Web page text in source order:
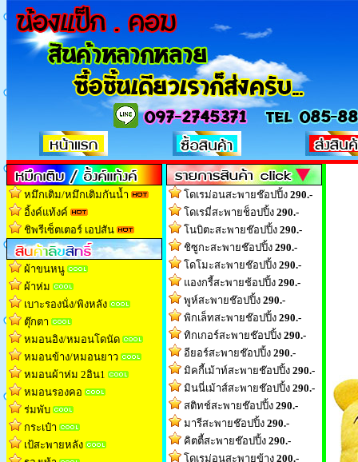
หมึกเติม/หมึกเติมกันน้ำ
อิ้งค์แท้งค์
ชิพรีเซ็ตเตอร์ เอปสัน
ผ้าขนหนู
ผ้าห่ม
เบาะรองนั่ง/พิงหลัง
ตุ๊กตา
หมอนอิง/หมอนโดนัด
หมอนข้าง/หมอนยาว
หมอนผ้าห่ม 2อิน1
หมอนรองคอ
ร่มพับ
กระเป๋า
เป้สะพายหลัง
โดเรม่อนสะพายช๊อปปิ้ง 290.-
โดเรมี่สะพายช็อปปิ้ง 290.-
โนบิตะสะพายช๊อปปิ้ง 290.-
ชิซูกะสะพายช๊อปปิ้ง 290.-
โดโมะสะพายช๊อปปิ้ง 290.-
แองกรี้สะพายช้อปปิ้ง 290.-
พูห์สะพายช๊อปปิ้ง 290.-
พิกเล็ทสะพายช๊อปปิ้ง 290.-
ทิกเกอร์สะพายช๊อปปิ้ง 290.-
อียอร์สะพายช๊อปปิ้ง 290.-
มิคกี้เม้าท์สะพายช๊อปปิ้ง 290.-
มินนี่เม้าส์สะพายช๊อปปิ้ง 290.-
สติทช์สะพายช๊อปปิ้ง 290.-
มารีสะพายช๊อปปิ้ง 290.-
คิตตี้สะพายช๊อปปิ้ง 290.-
โดเรม่อนสะพายข้าง 200.-